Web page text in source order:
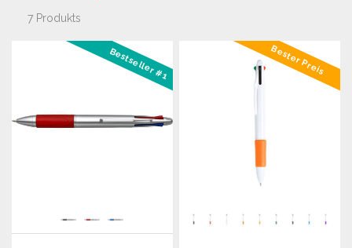
7 Produkts
Bestseller #1 Bester Preis